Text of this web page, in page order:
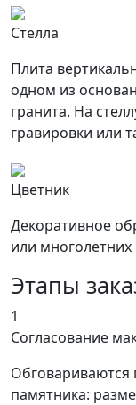
Стелла
Плита
одном из
гранита. На
гравировки или
Цветник
Декоративное
или многолетних
Этапы
1
Согласование
памятника: